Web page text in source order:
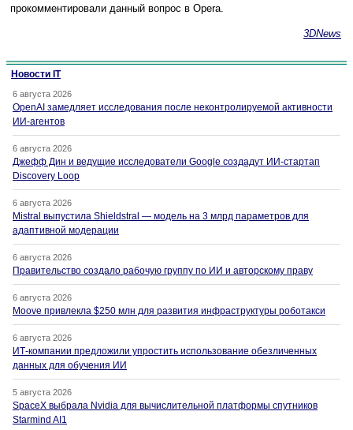
прокомментировали данный вопрос в Opera.
3DNews
Новости IT
6 августа 2026
OpenAI замедляет исследования после неконтролируемой активности
ИИ-агентов
6 августа 2026
Джефф Дин и ведущие исследователи Google создадут ИИ-стартап
Discovery Loop
6 августа 2026
Mistral выпустила Shieldstral — модель на 3 млрд параметров для
адаптивной модерации
6 августа 2026
Правительство создало рабочую группу по ИИ и авторскому праву
6 августа 2026
Moove привлекла $250 млн для развития инфраструктуры роботакси
6 августа 2026
ИТ-компании предложили упростить использование обезличенных
данных для обучения ИИ
5 августа 2026
SpaceX выбрала Nvidia для вычислительной платформы спутников
Starmind AI1